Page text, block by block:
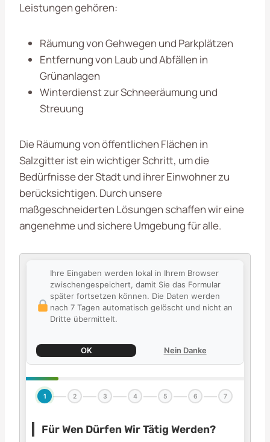
Leistungen gehören:
Räumung von Gehwegen und Parkplätzen
Entfernung von Laub und Abfällen in
Grünanlagen
Winterdienst zur Schneeräumung und
Streuung
Die Räumung von öffentlichen Flächen in
Salzgitter ist ein wichtiger Schritt, um die
Bedürfnisse der Stadt und ihrer Einwohner zu
berücksichtigen. Durch unsere
maßgeschneiderten Lösungen schaffen wir eine
angenehme und sichere Umgebung für alle.
Ihre Eingaben werden lokal in Ihrem Browser
zwischengespeichert, damit Sie das Formular
später fortsetzen können. Die Daten werden
nach 7 Tagen automatisch gelöscht und nicht an
Dritte übermittelt.
OK Nein Danke
1 2 3 4 5 6 7
Für Wen Dürfen Wir Tätig Werden?